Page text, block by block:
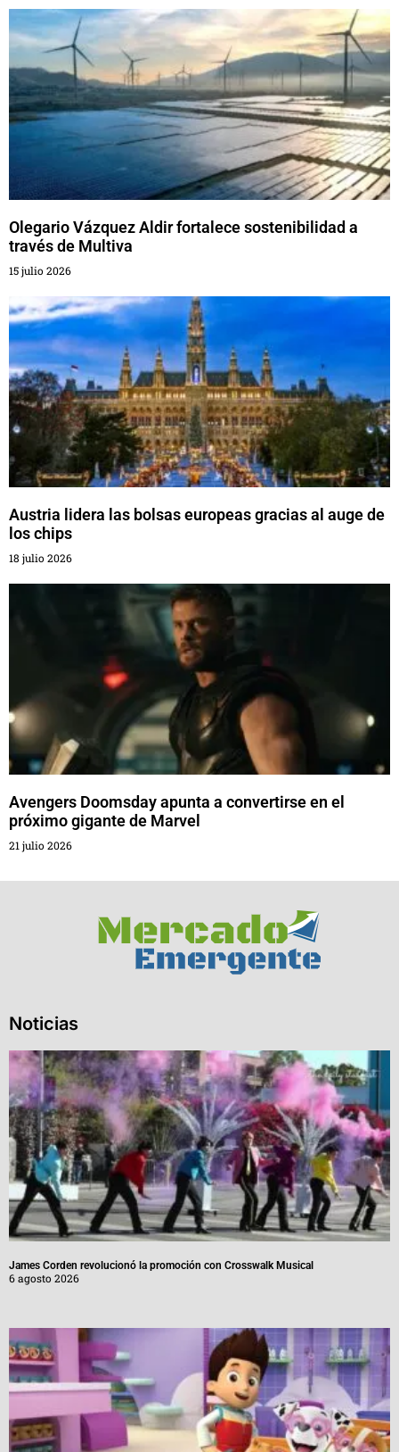
Olegario Vázquez Aldir fortalece sostenibilidad a
través de Multiva
15 julio 2026
Austria lidera las bolsas europeas gracias al auge de
los chips
18 julio 2026
Avengers Doomsday apunta a convertirse en el
próximo gigante de Marvel
21 julio 2026
Noticias
James Corden revolucionó la promoción con Crosswalk Musical
6 agosto 2026